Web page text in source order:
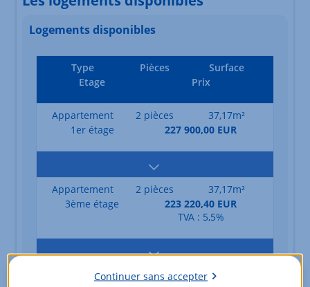
Logements disponibles
Type Pièces
Surface
Etage
Prix
Appartement 2 pièces
37,17m²
1er étage
227 900,00 EUR
Appartement 2 pièces
37,17m²
3ème étage
223 220,40 EUR
TVA : 5,5%
Appartement 2 pièces
38,31m²
Continuer sans accepter